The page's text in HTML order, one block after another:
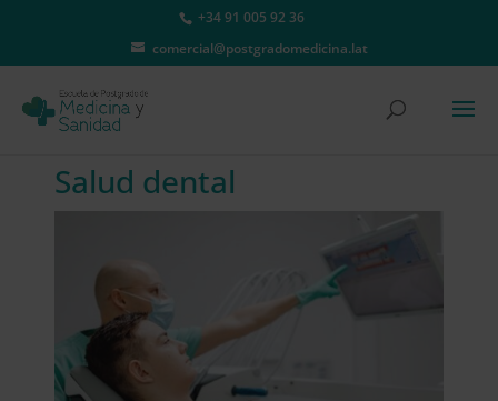
+34 91 005 92 36
comercial@postgradomedicina.lat
Salud dental